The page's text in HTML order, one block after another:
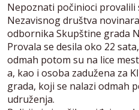
Nepoznati počinioci
Nezavisnog društva
odbornika Skupštine grada
Provala se desila oko 22
odmah potom su na lice
a, kao i osoba zadužena za
grada, koji se nalazi odmah
udruženja.